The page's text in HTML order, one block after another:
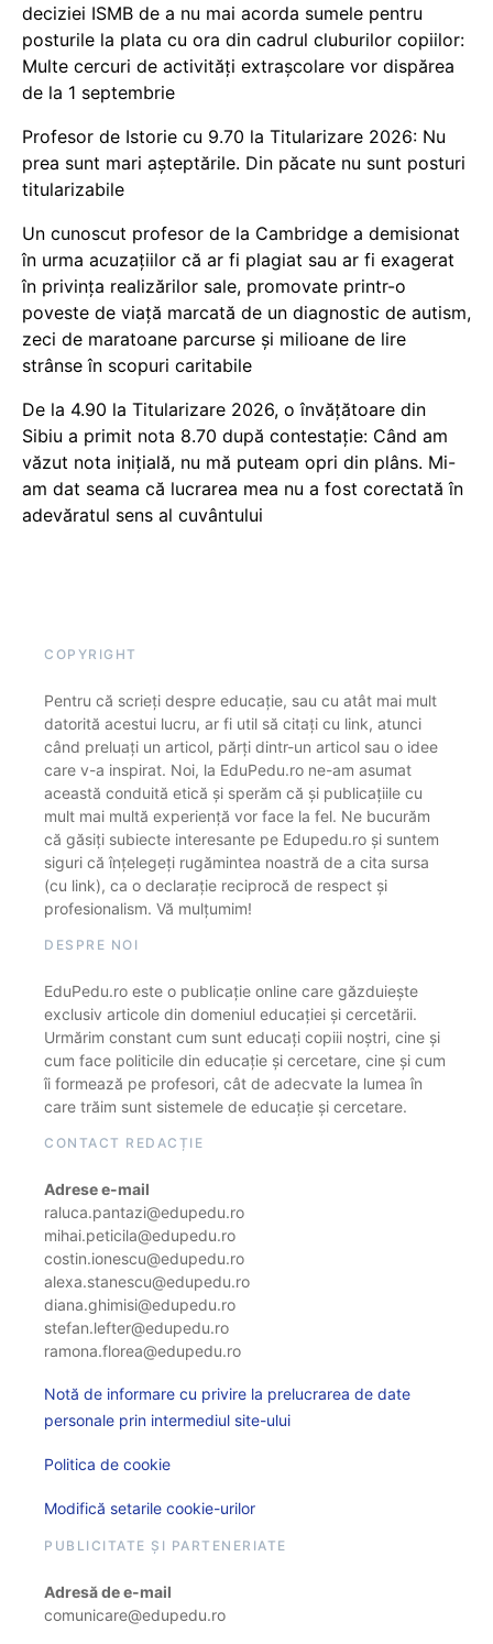
deciziei ISMB de a nu mai acorda sumele pentru
posturile la plata cu ora din cadrul cluburilor copiilor:
Multe cercuri de activități extrașcolare vor dispărea
de la 1 septembrie
Profesor de Istorie cu 9.70 la Titularizare 2026: Nu
prea sunt mari așteptările. Din păcate nu sunt posturi
titularizabile
Un cunoscut profesor de la Cambridge a demisionat
în urma acuzațiilor că ar fi plagiat sau ar fi exagerat
în privința realizărilor sale, promovate printr-o
poveste de viață marcată de un diagnostic de autism,
zeci de maratoane parcurse și milioane de lire
strânse în scopuri caritabile
De la 4.90 la Titularizare 2026, o învățătoare din
Sibiu a primit nota 8.70 după contestație: Când am
văzut nota inițială, nu mă puteam opri din plâns. Mi-
am dat seama că lucrarea mea nu a fost corectată în
adevăratul sens al cuvântului
COPYRIGHT
Pentru că scrieți despre educație, sau cu atât mai mult
datorită acestui lucru, ar fi util să citați cu link, atunci
când preluați un articol, părți dintr-un articol sau o idee
care v-a inspirat. Noi, la EduPedu.ro ne-am asumat
această conduită etică și sperăm că și publicațiile cu
mult mai multă experiență vor face la fel. Ne bucurăm
că găsiți subiecte interesante pe Edupedu.ro și suntem
siguri că înțelegeți rugămintea noastră de a cita sursa
(cu link), ca o declarație reciprocă de respect și
profesionalism. Vă mulțumim!
DESPRE NOI
EduPedu.ro este o publicație online care găzduiește
exclusiv articole din domeniul educației și cercetării.
Urmărim constant cum sunt educați copiii noștri, cine și
cum face politicile din educație și cercetare, cine și cum
îi formează pe profesori, cât de adecvate la lumea în
care trăim sunt sistemele de educație și cercetare.
CONTACT REDACȚIE
Adrese e-mail
raluca.pantazi@edupedu.ro
mihai.peticila@edupedu.ro
costin.ionescu@edupedu.ro
alexa.stanescu@edupedu.ro
diana.ghimisi@edupedu.ro
stefan.lefter@edupedu.ro
ramona.florea@edupedu.ro
Notă de informare cu privire la prelucrarea de date
personale prin intermediul site-ului
Politica de cookie
Modifică setarile cookie-urilor
PUBLICITATE ȘI PARTENERIATE
Adresă de e-mail
comunicare@edupedu.ro